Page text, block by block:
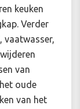
keuken
Verder
vaatwasser,
van
oude
van het